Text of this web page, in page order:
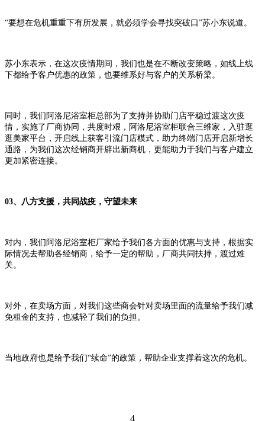
“要想在危机重重下有所发展，就必须学会寻找突破口”苏小东说道。
苏小东表示，在这次疫情期间，我们也是在不断改变策略，如线上线
下都给予客户优惠的政策，也要维系好与客户的关系桥梁。
同时，我们阿洛尼浴室柜总部为了支持并协助门店平稳过渡这次疫
情，实施了厂商协同，共度时艰，阿洛尼浴室柜联合三维家，入驻逛
逛美家平台，开启线上获客引流门店模式，助力终端门店开启新增长
通路，为我们这次经销商开辟出新商机，更能助力于我们与客户建立
更加紧密连接。
03、八方支援，共同战疫，守望未来
对内，我们阿洛尼浴室柜厂家给予我们各方面的优惠与支持，根据实
际情况去帮助各经销商，给予一定的帮助，厂商共同扶持，渡过难
关。
对外，在卖场方面，对我们这些商会针对卖场里面的流量给予我们减
免租金的支持，也减轻了我们的负担。
当地政府也是给予我们“续命”的政策，帮助企业支撑着这次的危机。
4